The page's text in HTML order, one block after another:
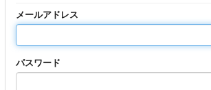
メールアドレス
パスワード